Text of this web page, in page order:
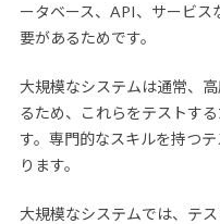
ータベース、API、サービス
要があるためです。
大規模なシステムは通常、
るため、これらをテストす
す。専門的なスキルを持つ
ります。
大規模なシステムでは、テ